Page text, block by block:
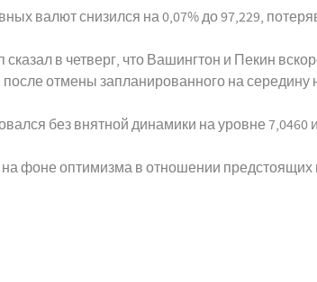
валют снизился на 0,07% до 97,229,
в четверг, что Вашингтон и Пекин
после отмены запланированного на
без внятной динамики на уровне
на фоне оптимизма в отношении